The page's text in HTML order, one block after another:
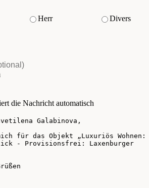
Herr
Divers
die Nachricht automatisch